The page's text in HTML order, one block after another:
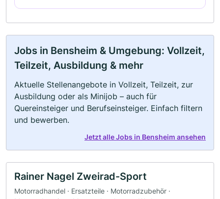
Jobs in Bensheim & Umgebung: Vollzeit,
Teilzeit, Ausbildung & mehr
Aktuelle Stellenangebote in Vollzeit, Teilzeit, zur
Ausbildung oder als Minijob – auch für
Quereinsteiger und Berufseinsteiger. Einfach filtern
und bewerben.
Jetzt alle Jobs in Bensheim ansehen
Rainer Nagel Zweirad-Sport
Motorradhandel · Ersatzteile · Motorradzubehör ·